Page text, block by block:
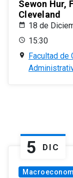
Sewon Hur,
Cleveland
18 de
15:30
Facultad de
5 DIC